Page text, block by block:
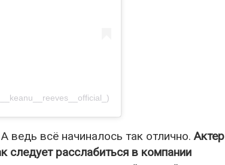
ведь всё начиналось так отлично.Актер
следует расслабиться в компании